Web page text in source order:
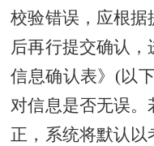
校验错误，应根据
后再行提交确认
信息确认表》(以
对信息是否无误。
正，系统将默认以